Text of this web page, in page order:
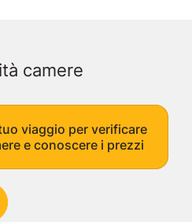
camere
viaggio per verificare
e conoscere i prezzi